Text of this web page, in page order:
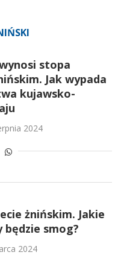
stopa
Jak wypada
kujawsko-
2024
żnińskim. Jakie
będzie smog?
2024